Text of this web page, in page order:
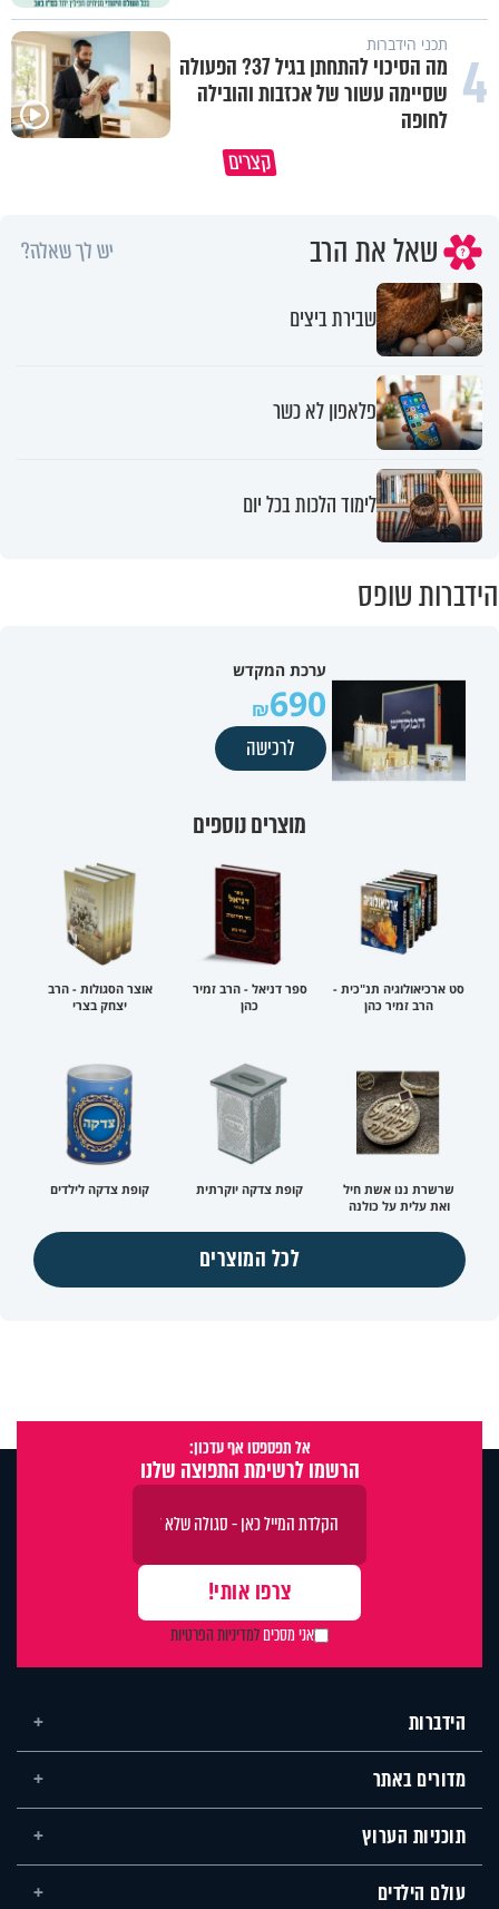
4 תכני הידברות
מה הסיכוי להתחתן בגיל 37? הפעולה
שסיימה עשור של אכזבות והובילה
לחופה
קצרים
תעצרו לפני שאתם מוציאים דיבה על
שאל את הרב יש לך שאלה?
שבירת ביצים
פלאפון לא כשר
לימוד הלכות בכל יום
הידברות שופס
ערכת המקדש
690
לרכישה
מוצרים נוספים
סט ארכיאולוגיה תנ"כית -
הרב זמיר כהן
ספר דניאל - הרב זמיר
כהן
אוצר הסגולות - הרב
יצחק בצרי
שרשרת ננו אשת חיל
ואת עלית על כולנה
קופת צדקה יוקרתית קופת צדקה לילדים
לכל המוצרים
אל תפספסו אף עדכון:
הרשמו לרשימת התפוצה שלנו
אני מסכיםלמדיניות הפרטיות
הידברות
מדורים באתר
תוכניות הערוץ
עולם הילדים